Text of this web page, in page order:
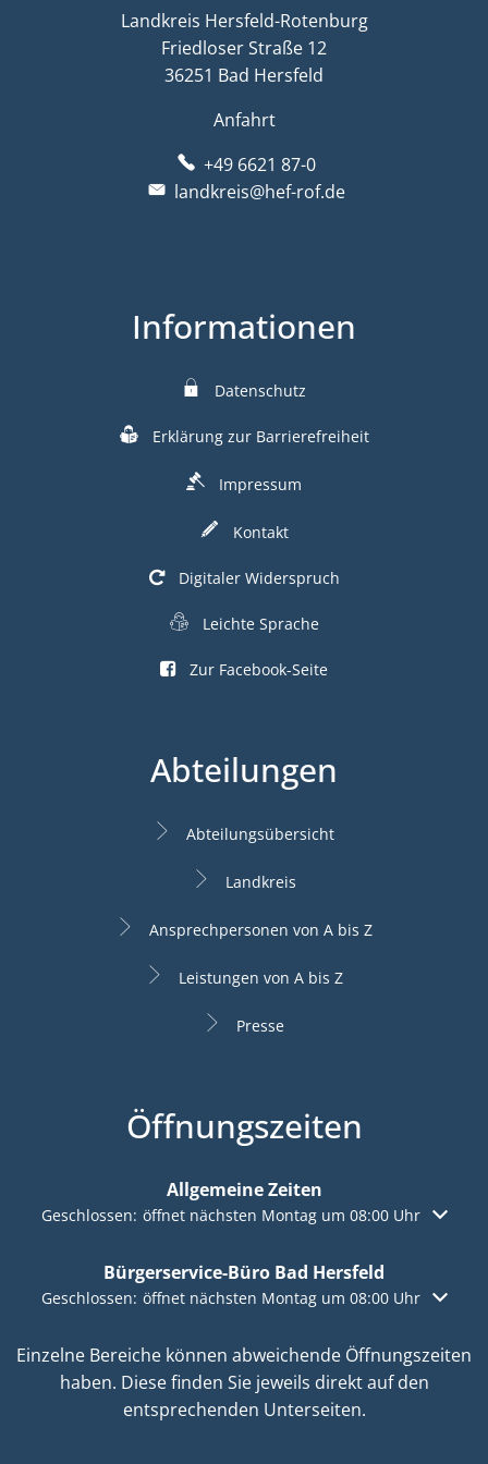
Landkreis Hersfeld-Rotenburg
Friedloser Straße 12
36251 Bad Hersfeld
Anfahrt
+49 6621 87-0
landkreis@hef-rof.de
Informationen
Datenschutz
Erklärung zur Barrierefreiheit
Impressum
Kontakt
Digitaler Widerspruch
Leichte Sprache
Zur Facebook-Seite
Abteilungen
Abteilungsübersicht
Landkreis
Ansprechpersonen von A bis Z
Leistungen von A bis Z
Presse
Öffnungszeiten
Allgemeine Zeiten
Klicken, um weitere Öffnungs- oder Schließzeiten
Geschlossen: öffnet nächsten Montag um 08:00 Uhr
Bürgerservice-Büro Bad Hersfeld
Klicken, um weitere Öffnungs- oder Schließzeiten
Geschlossen: öffnet nächsten Montag um 08:00 Uhr
Einzelne Bereiche können abweichende Öffnungszeiten
haben. Diese finden Sie jeweils direkt auf den
entsprechenden Unterseiten.